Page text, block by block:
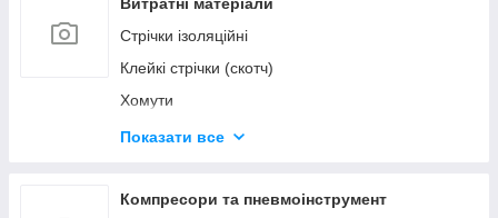
Стрічки ізоляційні
Клейкі стрічки (скотч)
Хомути
Будівельні олівці та маркери
Диски відрізні
Показати все
Компресори та пневмоінструмент